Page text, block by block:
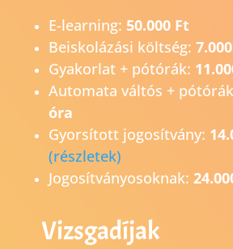
E-learning: 50.000 Ft
Beiskolázási költség:
Gyakorlat + pótórák:
Automata váltós +
óra
Gyorsított jogosítvány:
(részletek)
Jogosítványosoknak:
Vizsgadíjak